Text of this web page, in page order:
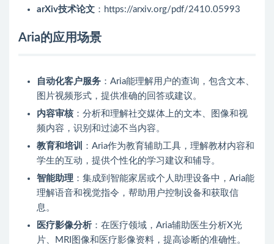
arXiv技术论文 ：https://arxiv.org/pdf/2410.05993
Aria的应用场景
自动化客户服务 ：Aria能理解用户的查询，包含文本、
图片视频形式，提供准确的回答或建议。
内容审核：分析和理解社交媒体上的文本、图像和视
频内容，识别和过滤不当内容。
教育和培训
：Aria作为教育辅助工具，理解教材内容和
学生的互动，提供个性化的学习建议和辅导。
智能助理 ：集成到智能家居或个人助理设备中，Aria能
理解语音和视觉指令，帮助用户控制设备和获取信
息。
医疗影像分析 ：在医疗领域，Aria辅助医生分析X光
片、MRI图像和医疗影像资料，提高诊断的准确性。